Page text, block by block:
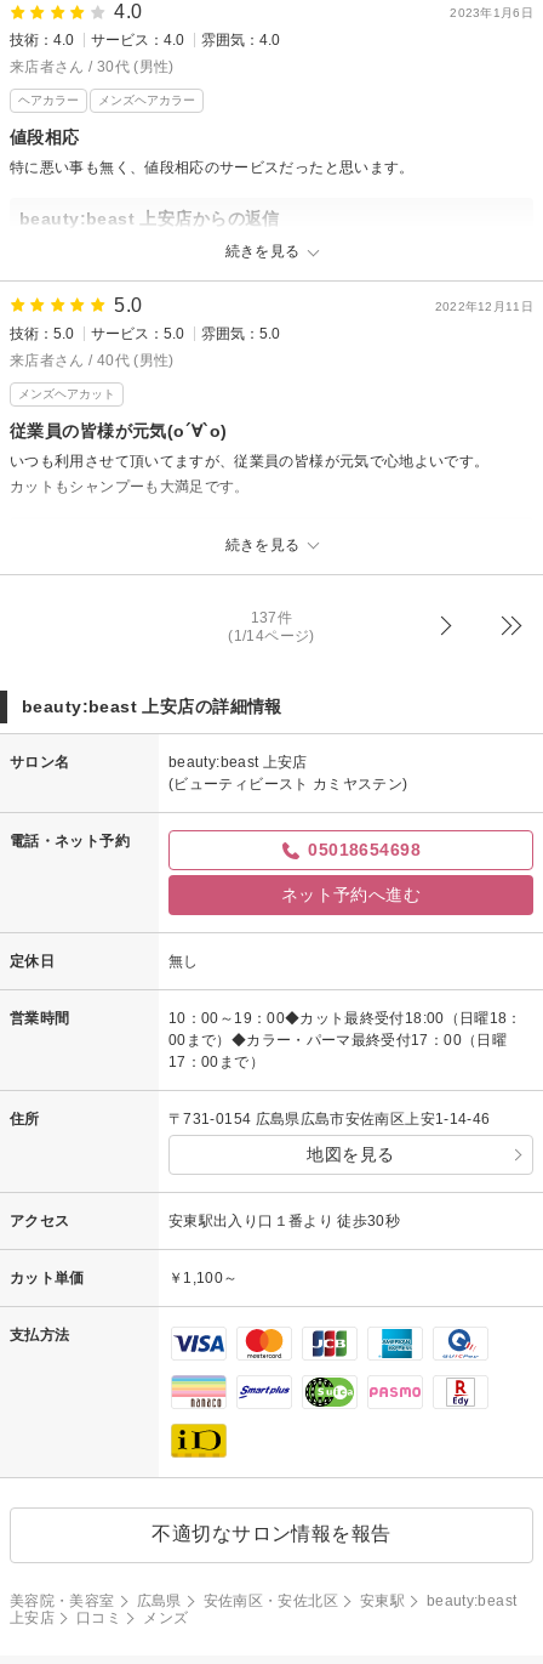
またご来店お待ちしております！
2023年1月6日
4.0
技術：4.0 サービス：4.0
雰囲気：4.0
来店者さん / 30代 (男性)
ヘアカラー メンズヘアカラー
値段相応
続きを見る
特に悪い事も無く、値段相応のサービスだったと思います。
beauty:beast 上安店からの返信
またのご来店楽しみにしてます！
宜しくお願いいたします。
ビューティービースト上安 佐藤
2022年12月11日
5.0
技術：5.0 サービス：5.0
雰囲気：5.0
来店者さん / 40代 (男性)
メンズヘアカット
従業員の皆様が元気(о´∀`о)
続きを見る
いつも利用させて頂いてますが、従業員の皆様が元気で心地よいです。
カットもシャンプーも大満足です。
beauty:beast 上安店からの返信
次回も喜んでいただける様にしていきます。
137件
(1/14ページ)
beauty:beast 上安店の詳細情報
サロン名
beauty:beast 上安店
(ビューティビースト カミヤステン)
電話・ネット予約 05018654698
ネット予約へ進む
定休日 無し
営業時間
10：00～19：00◆カット最終受付18:00（日曜18：
00まで）◆カラー・パーマ最終受付17：00（日曜
17：00まで）
住所 〒731-0154 広島県広島市安佐南区上安1-14-46
地図を見る
アクセス 安東駅出入り口１番より 徒歩30秒
カット単価 ￥1,100～
支払方法
不適切なサロン情報を報告
美容院・美容室 広島県 安佐南区・安佐北区 安東駅
beauty:beast
上安店
口コミ メンズ